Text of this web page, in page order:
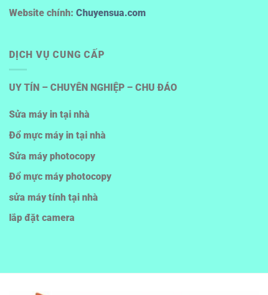
Website chính: Chuyensua.com
DỊCH VỤ CUNG CẤP
UY TÍN – CHUYÊN NGHIỆP – CHU ĐÁO
Sửa máy in tại nhà
Đổ mực máy in tại nhà
Sửa máy photocopy
Đổ mực máy photocopy
sửa máy tính tại nhà
lắp đặt camera